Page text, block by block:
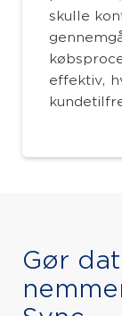
skulle
effektiv,
Gør